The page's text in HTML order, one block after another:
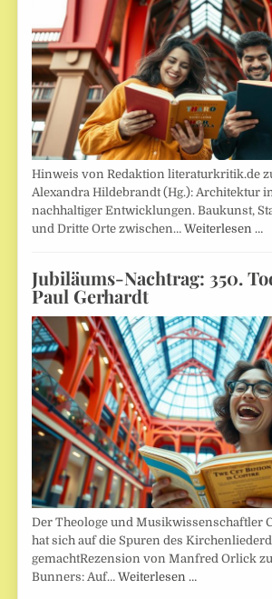
Hinweis von Redaktion literaturkritik.de
Alexandra Hildebrandt (Hg.): Architektur
nachhaltiger Entwicklungen. Baukunst,
und Dritte Orte zwischen…Weiterlesen …
Jubiläums-Nachtrag: 350.
Paul Gerhardt
Der Theologe und Musikwissenschaftler
hat sich auf die Spuren des
gemachtRezension von Manfred Orlick
Bunners: Auf…Weiterlesen …